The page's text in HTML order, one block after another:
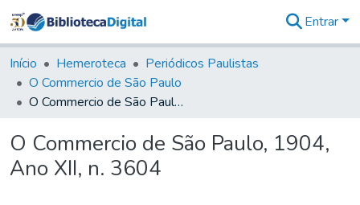
&
Coleções
Tudo na
Biblioteca
Estatísticas
Entrar
Início Hemeroteca
Periódicos Paulistas
O Commercio de São Paulo
O Commercio de São Paulo, 1904, Ano XII, n. 3604
O Commercio de São Paulo, 1904,
Ano XII, n. 3604